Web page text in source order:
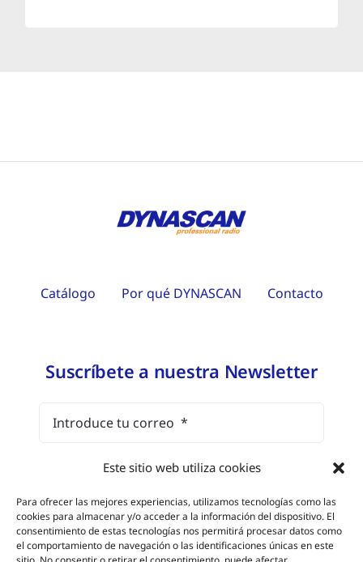
Este sitio web utiliza cookies
Para ofrecer las mejores experiencias, utilizamos tecnologías como las
cookies para almacenar y/o acceder a la información del dispositivo. El
consentimiento de estas tecnologías nos permitirá procesar datos como
el comportamiento de navegación o las identificaciones únicas en este
Catálogo Por qué DYNASCAN Contacto
Suscríbete a nuestra Newsletter
y la política de protección de datos
Suscríbete